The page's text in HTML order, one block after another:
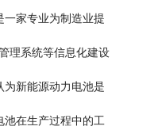
一家专业为制造业提
理系统等信息化建设
为新能源动力电池是
池在生产过程中的工